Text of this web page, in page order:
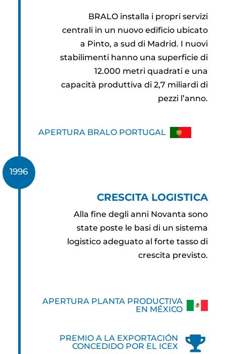
BRALO installa i propri servizi
centrali in un nuovo edificio ubicato
a Pinto, a sud di Madrid. I nuovi
stabilimenti hanno una superficie di
12.000 metri quadrati e una
capacità produttiva di 2,7 miliardi di
pezzi l’anno.
APERTURA BRALO PORTUGAL
CRESCITA LOGISTICA
Alla fine degli anni Novanta sono
state poste le basi di un sistema
logistico adeguato al forte tasso di
crescita previsto.
APERTURA PLANTA PRODUCTIVA
EN MÉXICO
PREMIO A LA EXPORTACIÓN
CONCEDIDO POR EL ICEX
1996